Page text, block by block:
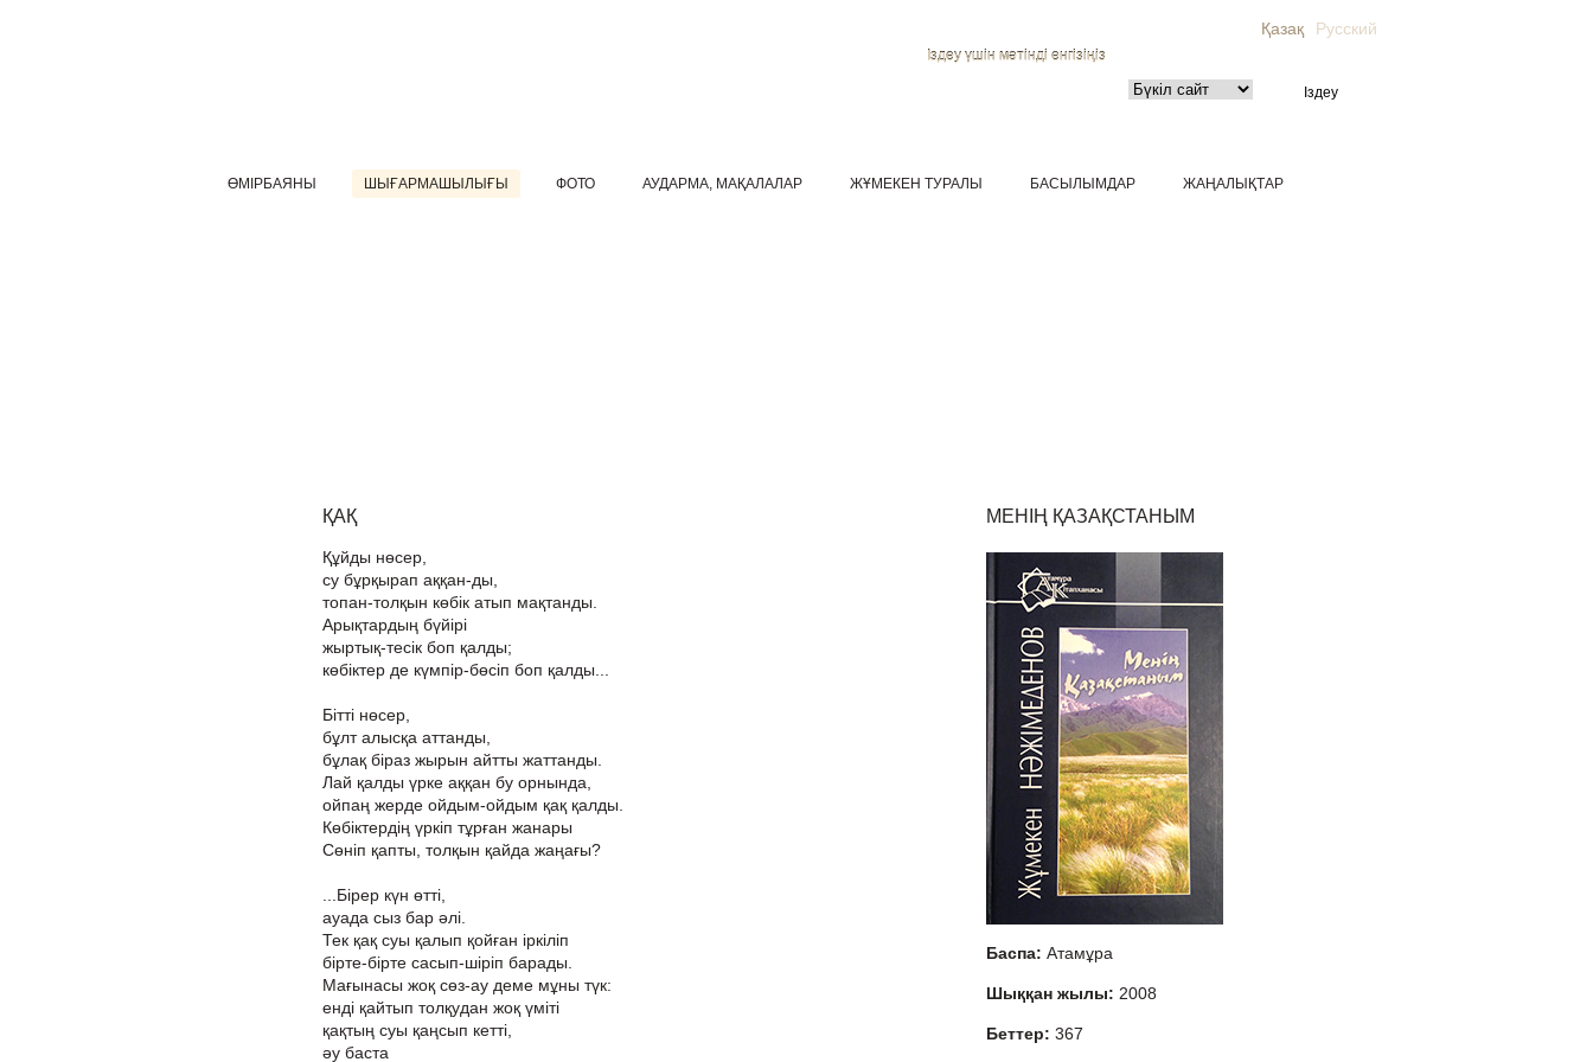
Қазақ Русский
Іздеу үшін мәтінді енгізіңіз
ӨМІРБАЯНЫ ШЫҒАРМАШЫЛЫҒЫ ФОТО АУДАРМА, МАҚАЛАЛАР ЖҰМЕКЕН ТУРАЛЫ БАСЫЛЫМДАР ЖАҢАЛЫҚТАР
ҚАҚ
Құйды нөсер,
су бұрқырап аққан-ды,
топан-толқын көбік атып мақтанды.
Арықтардың бүйірі
жыртық-тесік боп қалды;
көбіктер де күмпір-бөсіп боп қалды...
Бітті нөсер,
бұлт алысқа аттанды,
бұлақ біраз жырын айтты жаттанды.
Лай қалды үрке аққан бу орнында,
ойпаң жерде ойдым-ойдым қақ қалды.
Көбіктердің үркіп тұрған жанары
Сөніп қапты, толқын қайда жаңағы?
...Бірер күн өтті,
ауада сыз бар әлі.
Тек қақ суы қалып қойған іркіліп
бірте-бірте сасып-шіріп барады.
Мағынасы жоқ сөз-ау деме мұны түк:
енді қайтып толқудан жоқ үміті
қақтың суы қаңсып кетті,
әу баста
МЕНІҢ ҚАЗАҚСТАНЫМ
Баспа: Атамұра
Шыққан жылы: 2008
Беттер: 367